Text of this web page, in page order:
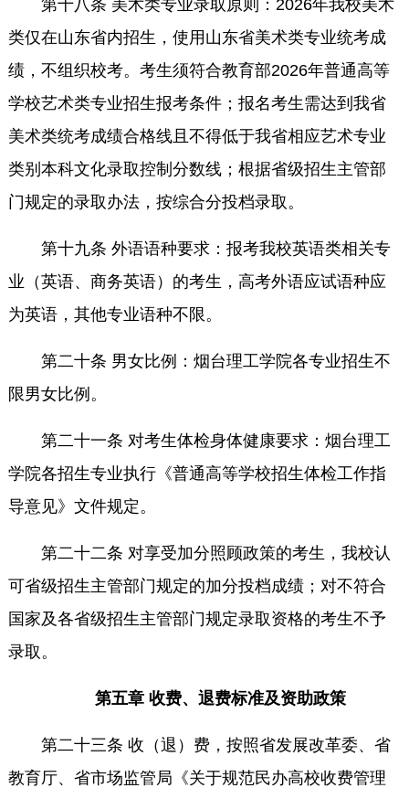
第十八条 美术类专业录取原则：2026年我校美术
类仅在山东省内招生，使用山东省美术类专业统考成
绩，不组织校考。考生须符合教育部2026年普通高等
学校艺术类专业招生报考条件；报名考生需达到我省
美术类统考成绩合格线且不得低于我省相应艺术专业
类别本科文化录取控制分数线；根据省级招生主管部
门规定的录取办法，按综合分投档录取。
第十九条 外语语种要求：报考我校英语类相关专
业（英语、商务英语）的考生，高考外语应试语种应
为英语，其他专业语种不限。
第二十条 男女比例：烟台理工学院各专业招生不
限男女比例。
第二十一条 对考生体检身体健康要求：烟台理工
学院各招生专业执行《普通高等学校招生体检工作指
导意见》文件规定。
第二十二条 对享受加分照顾政策的考生，我校认
可省级招生主管部门规定的加分投档成绩；对不符合
国家及各省级招生主管部门规定录取资格的考生不予
录取。
第五章 收费、退费标准及资助政策
第二十三条 收（退）费，按照省发展改革委、省
教育厅、省市场监管局《关于规范民办高校收费管理